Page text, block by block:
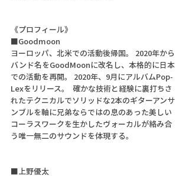
《プロフィール》
■Goodmoon
ヨーロッパ、北米での活動後帰国。 2020年から
バンド名をGoodMoonに改名し、本格的に日本
での活動を再開。 2020年、9月にアルバムPop-
Lexをリリース。  確かな技術と経験に裏打ちさ
れたテクニカルでソリッドな2本のギターアンサ
ンブルを軸に兄弟ならではの息のあった美しい
コーラスワークを生かしたヴォーカルが絡み合
う唯一無二のサウンドを体現する。
■上野優太